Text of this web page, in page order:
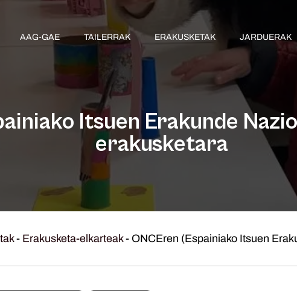
AAG-GAE TAILERRAK ERAKUSKETAK JARDUERAK
Itsuen Erakunde
erakusketara
- Erakusketa-elkarteak- ONCEren (Espainiako Itsuen